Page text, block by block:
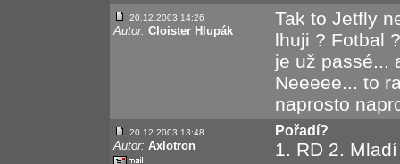
20.12.2003 14:26
Autor: Cloister Hlupák
Tak to Jetfly
lhuji ? Fotbal
je už passé...
Neeeee... to
naprosto
20.12.2003 13:48
Autor: Axlotron
Pořadí?
1. RD 2.